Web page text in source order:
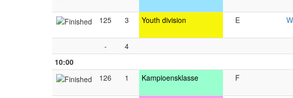
125
3 Youth division E
-
4
10:00
126
1 Kampioensklasse F